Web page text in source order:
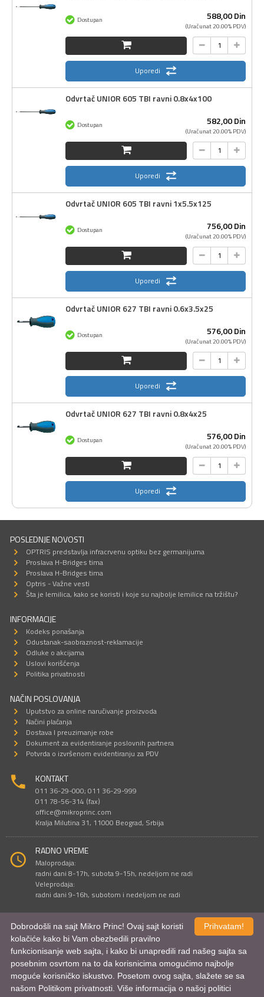
588,00Din
(Uračunat 20.00% PDV)
Dostupan
Uporedi
Odvrtač UNIOR 605 TBI ravni 0.8x4x100
582,00Din
(Uračunat 20.00% PDV)
Dostupan
Uporedi
Odvrtač UNIOR 605 TBI ravni 1x5.5x125
756,00Din
(Uračunat 20.00% PDV)
Dostupan
Uporedi
Odvrtač UNIOR 627 TBI ravni 0.6x3.5x25
576,00Din
(Uračunat 20.00% PDV)
Dostupan
Uporedi
Odvrtač UNIOR 627 TBI ravni 0.8x4x25
576,00Din
(Uračunat 20.00% PDV)
Dostupan
Uporedi
POSLEDNJE NOVOSTI
OPTRIS predstavlja infracrvenu optiku bez germanijuma
Proslava H-Bridges tima
Proslava H-Bridges tima
Optris - Važne vesti
Šta je lemilica, kako se koristi i koje su najbolje lemilice na tržištu?
INFORMACIJE
Kodeks ponašanja
Odustanak-saobraznost-reklamacije
Odluke o akcijama
Uslovi korišćenja
Politika privatnosti
NAČIN POSLOVANJA
Uputstvo za online naručivanje proizvoda
Načini plaćanja
Dostava I preuzimanje robe
Dokument za evidentiranje poslovnih partnera
Potvrda o izvršenom evidentiranju za PDV
KONTAKT
011 36-29-000; 011 36-29-999
011 78-56-314 (fax)
office@mikroprinc.com
Kralja Milutina 31, 11000 Beograd, Srbija
RADNO VREME
Maloprodaja:
radni dani 8-17h, subota 9-15h, nedeljom ne radi
Veleprodaja:
radni dani 9-16h, subotom i nedeljom ne radi
Sve cene su iskazane u dinarima. PDV je uračunat u cenu.
© Mikro Princ 1999 - 2026. Sva prava su zadržana.
Kreirao*nbgcreator |Izdrada Internet prodavnice, Izrada sajtai mobilnih
aplikacijaiSEO optimizacija
Prihvatam!
Dobrodošli na sajt Mikro Princ! Ovaj sajt koristi
kolačiće kako bi Vam obezbedili pravilno
funkcionisanje web sajta, i kako bi unapredili rad našeg sajta sa
posebnim osvrtom na to da korisnicima omogućimo najbolje
moguće korisničko iskustvo. Posetom ovog sajta, slažete se sa
našom Politikom privatnosti. Više informacija o našoj politici